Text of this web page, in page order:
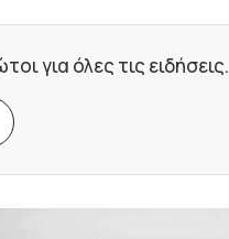
για όλες τις ειδήσεις.